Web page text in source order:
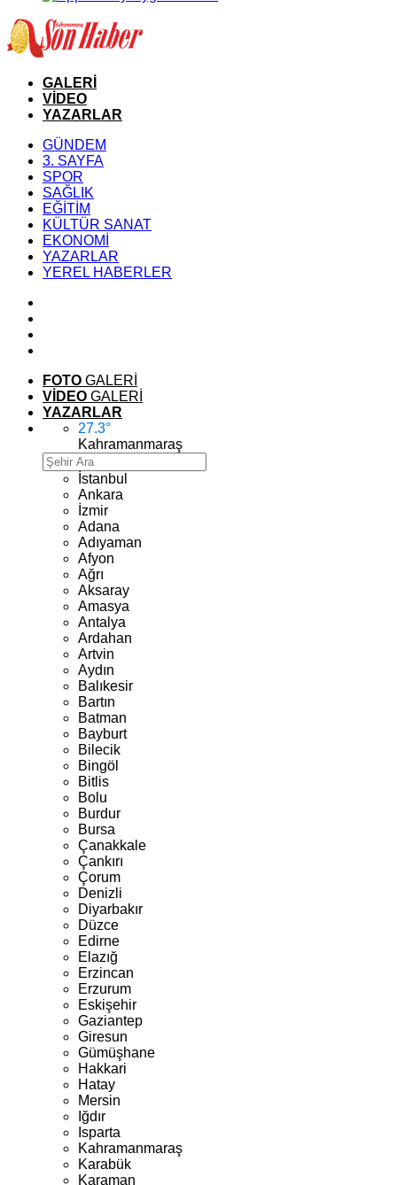
GALERİ
VİDEO
YAZARLAR
GÜNDEM
3. SAYFA
SPOR
SAĞLIK
EĞİTİM
KÜLTÜR SANAT
EKONOMİ
YAZARLAR
YEREL HABERLER
FOTO GALERİ
VİDEO GALERİ
YAZARLAR
27.3°
Kahramanmaraş
İstanbul
Ankara
İzmir
Adana
Adıyaman
Afyon
Ağrı
Aksaray
Amasya
Antalya
Ardahan
Artvin
Aydın
Balıkesir
Bartın
Batman
Bayburt
Bilecik
Bingöl
Bitlis
Bolu
Burdur
Bursa
Çanakkale
Çankırı
Çorum
Denizli
Diyarbakır
Düzce
Edirne
Elazığ
Erzincan
Erzurum
Eskişehir
Gaziantep
Giresun
Gümüşhane
Hakkari
Hatay
Mersin
Iğdır
Isparta
Kahramanmaraş
Karabük
Karaman